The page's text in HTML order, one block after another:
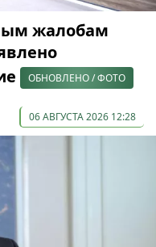
жалобам
ОБНОВЛЕНО / ФОТО
06 АВГУСТА 2026 12:28